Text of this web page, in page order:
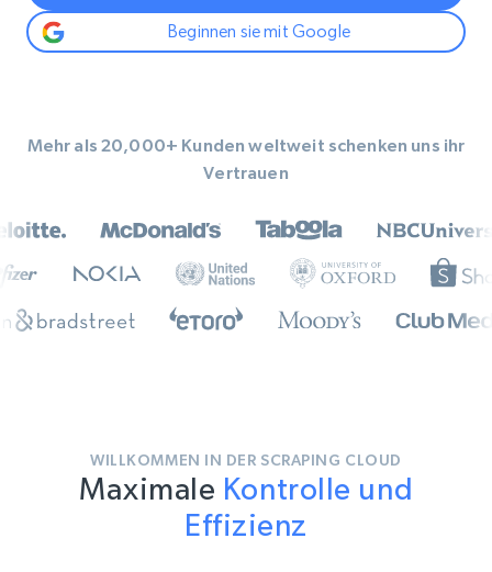
Beginnen sie mit Google
Mehr als 20,000+ Kunden weltweit schenken uns ihr
Vertrauen
WILLKOMMEN IN DER SCRAPING CLOUD
Maximale Kontrolle und
Effizienz